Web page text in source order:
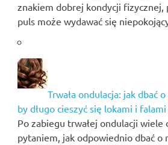
znakiem dobrej kondycji fizycznej,
puls może wydawać się
Trwała ondulacja: jak dbać
by długo cieszyć się lokami i falami
Po zabiegu trwałej ondulacji wiele
pytaniem, jak odpowiednio dbać o